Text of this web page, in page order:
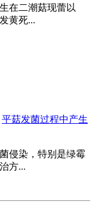
在二潮菇现蕾以
黄死...
平菇发菌过程中产生
侵染，特别是绿霉
方...